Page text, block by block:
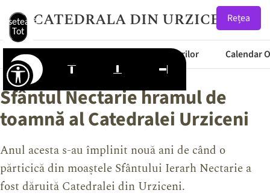
CATEDRALA DIN URZICENIRețea
Articole Starea Drumurilor Calendar
Sfântul Nectarie hramul de
toamnă al Catedralei Urziceni
Anul acesta s-au împlinit nouă ani de când o
părticică din moaștele Sfântului Ierarh Nectarie a
fost dăruită Catedralei din Urziceni.
Tot